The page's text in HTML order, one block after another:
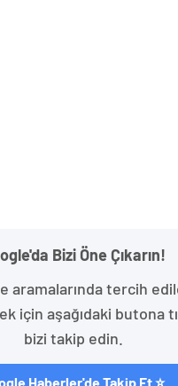
Bizi Öne Çıkarın!
aramalarında tercih
için aşağıdaki butona
bizi takip edin.
Haberler'de Takip Et ⭐